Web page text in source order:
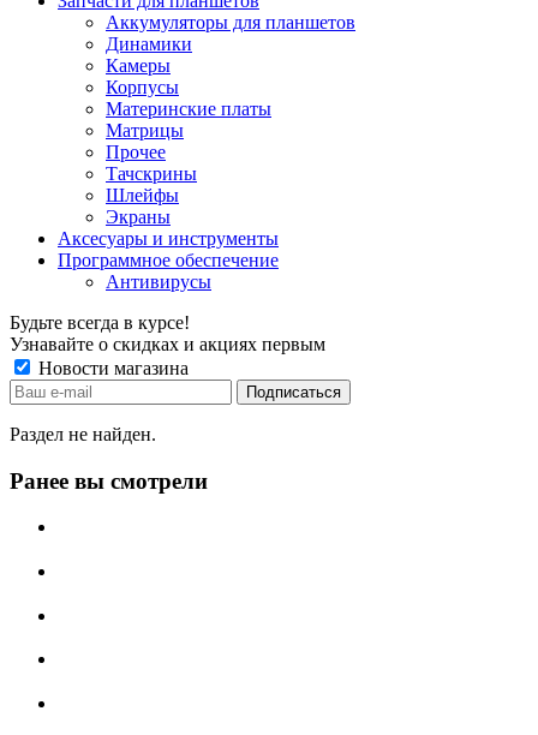
Аккумуляторы для планшетов
Динамики
Камеры
Корпусы
Материнские платы
Матрицы
Прочее
Тачскрины
Шлейфы
Экраны
Аксесуары и инструменты
Программное обеспечение
Антивирусы
Будьте всегда в курсе!
Узнавайте о скидках и акциях первым
Новости магазина
Раздел не найден.
Ранее вы смотрели